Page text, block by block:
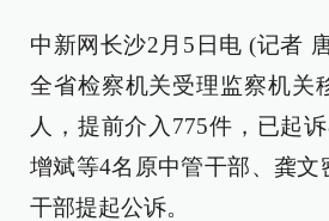
中新网长沙2月5日电 (记者
全省检察机关受理监察机关
人，提前介入775件，已起
增斌等4名原中管干部、龚文
干部提起公诉。